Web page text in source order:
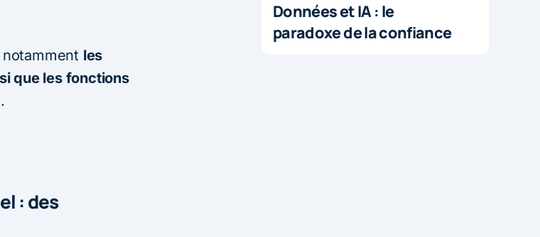
les
que les fonctions
: des
Données et IA : le
paradoxe de la confiance